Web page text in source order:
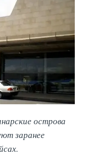
острова
заранее